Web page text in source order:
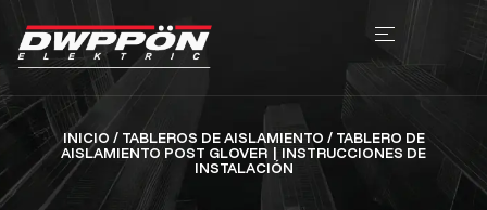
INICIO / TABLEROS DE AISLAMIENTO / TABLERO DE
AISLAMIENTO POST GLOVER | INSTRUCCIONES DE
INSTALACIÓN